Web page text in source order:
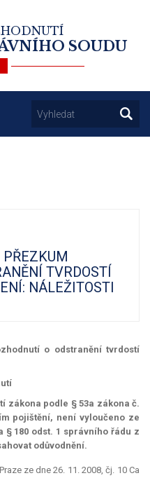
SOUDU
PŘEZKUM
TVRDOSTÍ
NÁLEŽITOSTI
o odstranění tvrdostí
zákona podle § 53a zákona č.
pojištění, není vyloučeno ze
§ 180 odst. 1 správního řádu z
odůvodnění.
ze dne 26. 11. 2008, čj. 10 Ca